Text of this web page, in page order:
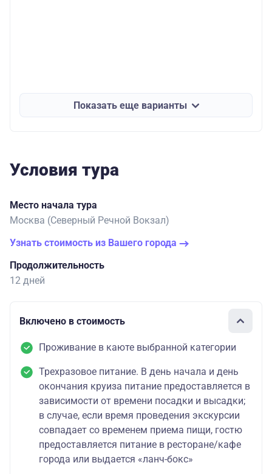
Показать еще варианты
Условия тура
Место начала тура
Москва (Северный Речной Вокзал)
Узнать стоимость из Вашего города
Продолжительность
12 дней
Включено в стоимость
Проживание в каюте выбранной категории
Трехразовое питание. В день начала и день
окончания круиза питание предоставляется в
зависимости от времени посадки и высадки;
в случае, если время проведения экскурсии
совпадает со временем приема пищи, гостю
предоставляется питание в ресторане/кафе
города или выдается «ланч-бокс»